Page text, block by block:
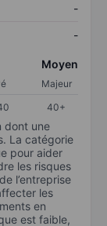
-
-
Moyen
Majeur
40+
dont une
La catégorie
pour aider
les risques
l’entreprise
les
en
est faible,